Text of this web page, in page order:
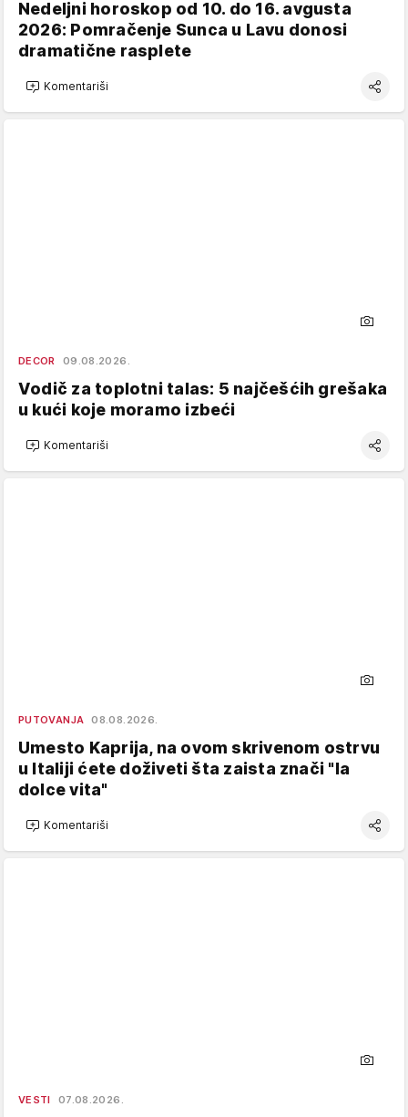
Nedeljni horoskop od 10. do 16. avgusta
2026: Pomračenje Sunca u Lavu donosi
dramatične rasplete
Komentariši
DECOR 09.08.2026.
Vodič za toplotni talas: 5 najčešćih grešaka
u kući koje moramo izbeći
Komentariši
PUTOVANJA 08.08.2026.
Umesto Kaprija, na ovom skrivenom ostrvu
u Italiji ćete doživeti šta zaista znači "la
dolce vita"
Komentariši
VESTI 07.08.2026.